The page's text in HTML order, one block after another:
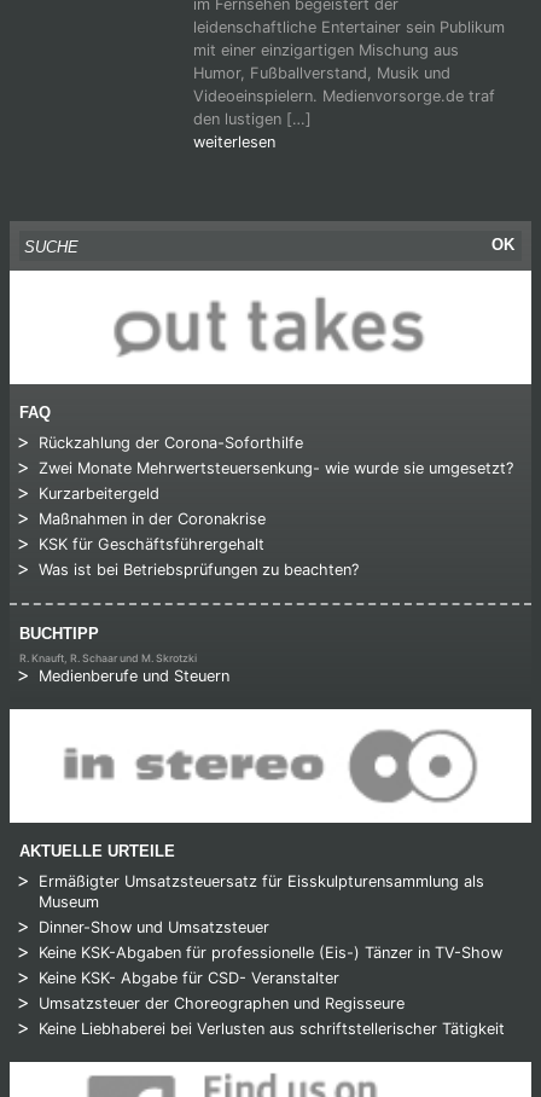
im Fernsehen begeistert der
leidenschaftliche Entertainer sein Publikum
mit einer einzigartigen Mischung aus
Humor, Fußballverstand, Musik und
Videoeinspielern. Medienvorsorge.de traf
den lustigen […]
weiterlesen
Suche nach: OK
FAQ
Rückzahlung der Corona-Soforthilfe
Zwei Monate Mehrwertsteuersenkung- wie wurde sie umgesetzt?
Kurzarbeitergeld
Maßnahmen in der Coronakrise
KSK für Geschäftsführergehalt
Was ist bei Betriebsprüfungen zu beachten?
BUCHTIPP
R. Knauft, R. Schaar und M. Skrotzki
Medienberufe und Steuern
AKTUELLE URTEILE
Ermäßigter Umsatzsteuersatz für Eisskulpturensammlung als
Museum
Dinner-Show und Umsatzsteuer
Keine KSK-Abgaben für professionelle (Eis-) Tänzer in TV-Show
Keine KSK- Abgabe für CSD- Veranstalter
Umsatzsteuer der Choreographen und Regisseure
Keine Liebhaberei bei Verlusten aus schriftstellerischer Tätigkeit